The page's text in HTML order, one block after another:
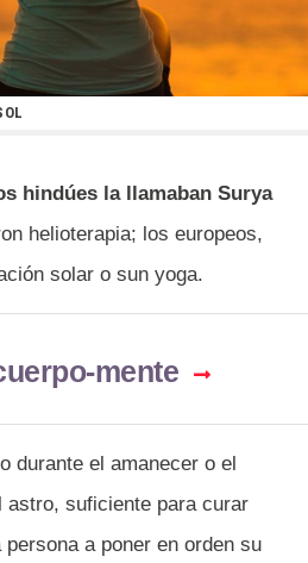
hindúes la llamaban Surya
helioterapia; los europeos,
solar o sun yoga.
mente
durante el amanecer o el
astro, suficiente para curar
a poner en orden su